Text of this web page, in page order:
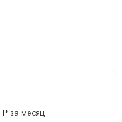
руб. за месяц